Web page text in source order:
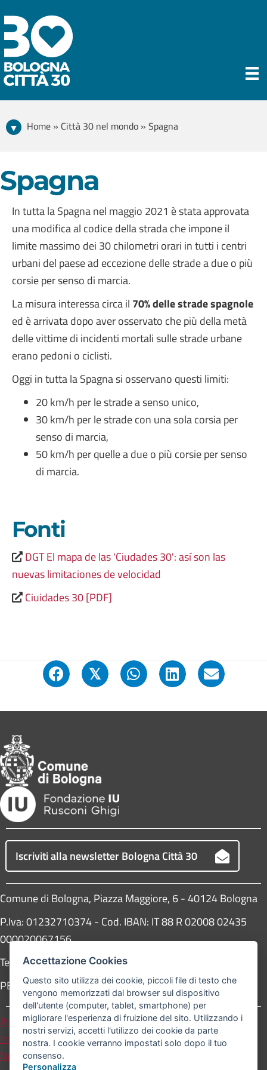
Home » Città 30 nel mondo » Spagna
Spagna
In tutta la Spagna nel maggio 2021 è stata approvata
una modifica al codice della strada che impone il
limite massimo dei 30 chilometri orari in tutti i centri
urbani del paese ad eccezione delle strade a due o più
corsie per senso di marcia.
La misura interessa circa il 70% delle strade spagnole
ed è arrivata dopo aver osservato che più della metà
delle vittime di incidenti mortali sulle strade urbane
erano pedoni o ciclisti.
Oggi in tutta la Spagna si osservano questi limiti:
20 km/h per le strade a senso unico,
30 km/h per le strade con una sola corsia per
senso di marcia,
50 km/h per quelle a due o più corsie per senso
di marcia.
Fonti
DGT El mapa de las 'Ciudades 30': así son las
nuevas limitaciones de velocidad
Ciuidades 30 [PDF]
𝕏
Iscriviti alla newsletter Bologna Città 30
Comune di Bologna, Piazza Maggiore, 6 - 40124 Bologna
P.Iva: 01232710374 - Cod. IBAN: IT 88 R 02008 02435
000020067156
Telefono:051203040
PEC: protocollogenerale@pec.comune.bologna.it
Accessibilità
Carta dei valori
Informativa sul trattamento dei dati personali
Note legali
Accettazione Cookies
Questo sito utilizza dei cookie, piccoli file di testo che
vengono memorizzati dal browser sul dispositivo
dell'utente (computer, tablet, smartphone) per
migliorare l'esperienza di fruizione del sito. Utilizzando i
nostri servizi, accetti l'utilizzo dei cookie da parte
nostra. I cookie verranno impostati solo dopo il tuo
consenso.
Personalizza